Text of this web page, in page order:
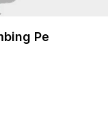
Pe